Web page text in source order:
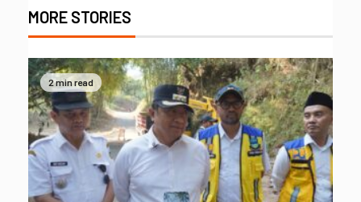
MORE STORIES
2 min read